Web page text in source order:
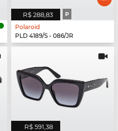
R$ 288,83 P
Polaroid
PLD 4189/S - 086/JR
R$ 591,38